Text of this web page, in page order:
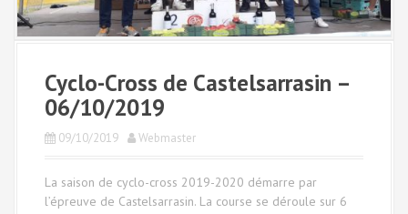
Cyclo-Cross de Castelsarrasin –
06/10/2019
09/10/2019 Webmaster
La saison de cyclo-cross 2019-2020 démarre par
l’épreuve de Castelsarrasin. La course se déroule sur 6